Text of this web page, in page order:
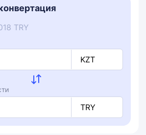
TRY
KZT
TRY